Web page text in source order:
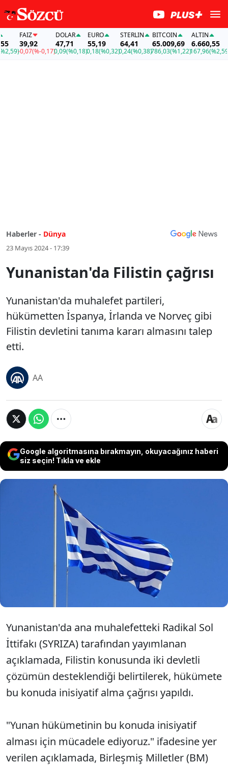
FAİZ
39,92
-0,07(%-0,17)
DOLAR
47,71
0,09(%0,18)
EURO
55,19
0,18(%0,32)
STERLIN
64,41
0,24(%0,38)
BITCOIN
65.009,69
786,03(%1,22)
ALTIN
6.660,55
167,96(%2,59)-
Haberler - Dünya
23 Mayıs 2024 - 17:39
Yunanistan'da Filistin çağrısı
Yunanistan'da muhalefet partileri,
hükümetten İspanya, İrlanda ve Norveç gibi
Filistin devletini tanıma kararı almasını talep
etti.
AA
Google algoritmasına bırakmayın, okuyacağınız haberi
siz seçin! Tıkla ve ekle
Yunanistan'da muhalefet partileri,
hükümetten İspanya, İrlanda ve Norveç
gibi Filistin devletini tanıma kararı
almasını talep etti.
Yunanistan'da ana muhalefetteki Radikal Sol
İttifakı (SYRIZA) tarafından yayımlanan
açıklamada, Filistin konusunda iki devletli
çözümün desteklendiği belirtilerek, hükümete
bu konuda inisiyatif alma çağrısı yapıldı.
"Yunan hükümetinin bu konuda inisiyatif
alması için mücadele ediyoruz." ifadesine yer
verilen açıklamada, Birleşmiş Milletler (BM)